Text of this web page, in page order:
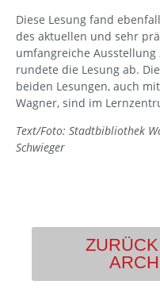
Diese Lesung fand
des aktuellen und sehr
umfangreiche Ausstellung
rundete die Lesung ab.
beiden Lesungen, auch
Wagner, sind im
Text/Foto: Stadtbibliothek
Schwieger